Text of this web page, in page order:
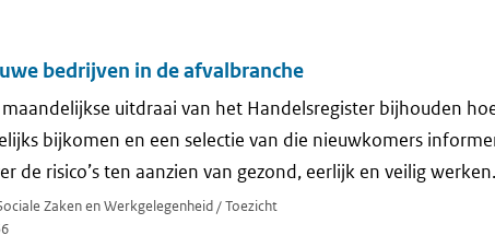
bedrijven in de afvalbranche
uitdraai van het Handelsregister bijhouden
bijkomen en een selectie van die nieuwkomers
de risico’s ten aanzien van gezond, eerlijk en veilig werken.
Zaken en Werkgelegenheid / Toezicht